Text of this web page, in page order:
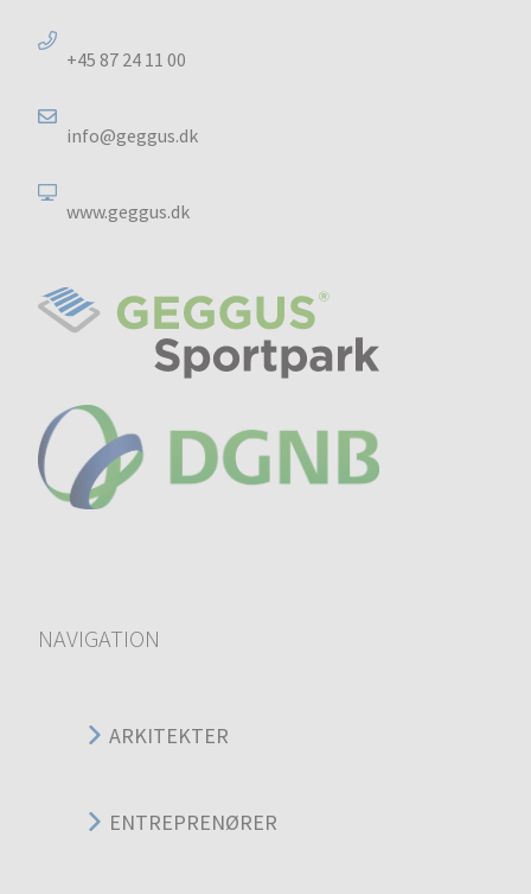
+45 87 24 11 00
info@geggus.dk
www.geggus.dk
NAVIGATION
ARKITEKTER
ENTREPRENØRER